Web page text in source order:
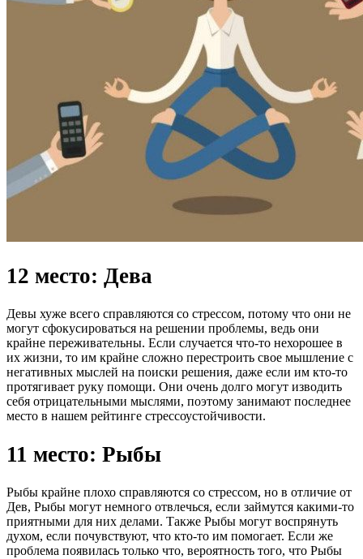
12 место: Дева
Девы хуже всего справляются со стрессом, потому что они не
могут сфокусироваться на решении проблемы, ведь они
крайне переживательны. Если случается что-то нехорошее в
их жизни, то им крайне сложно перестроить свое мышление с
негативных мыслей на поиски решения, даже если им кто-то
протягивает руку помощи. Они очень долго могут изводить
себя отрицательными мыслями, поэтому занимают последнее
место в нашем рейтинге стрессоустойчивости.
11 место: Рыбы
Рыбы крайне плохо справляются со стрессом, но в отличие от
Дев, Рыбы могут немного отвлечься, если займутся какими-то
приятными для них делами. Также Рыбы могут воспрянуть
духом, если почувствуют, что кто-то им помогает. Если же
проблема появилась только что, вероятность того, что Рыбы